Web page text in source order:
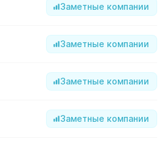
Заметные компании
Заметные компании
Заметные компании
Заметные компании